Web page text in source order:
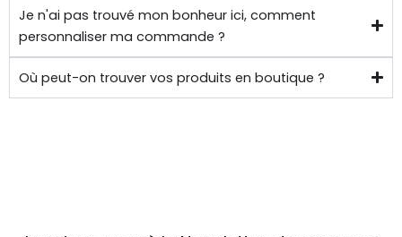
Je n'ai pas trouvé mon bonheur ici, comment
personnaliser ma commande ?
Où peut-on trouver vos produits en boutique ?